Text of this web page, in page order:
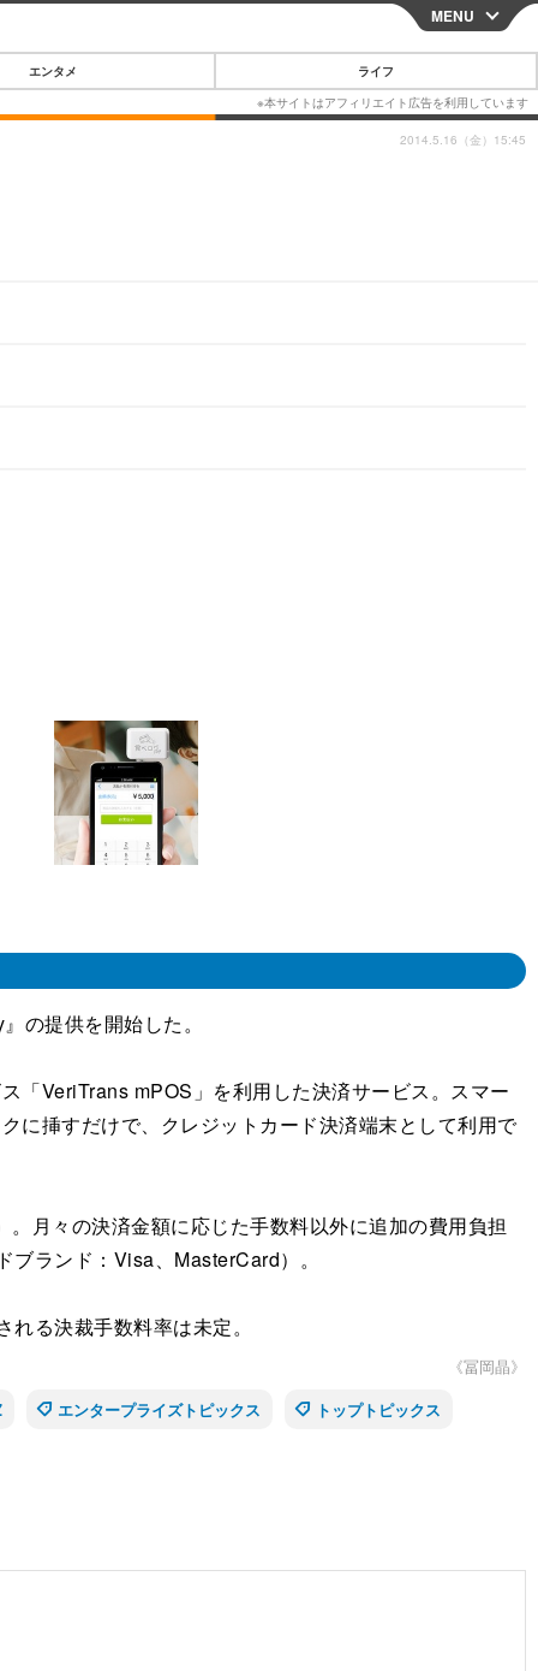
CLOSE
MENU
エンタメ ライフ
2014.5.16（金）15:45
の提供を開始した。
「VeriTrans mPOS」を利用した決済サービス。スマー
に挿すだけで、クレジットカード決済端末として利用で
月々の決済金額に応じた手数料以外に追加の費用負担
ランド：Visa、MasterCard）。
る決裁手数料率は未定。
《冨岡晶》
エンタープライズトピックス トップトピックス